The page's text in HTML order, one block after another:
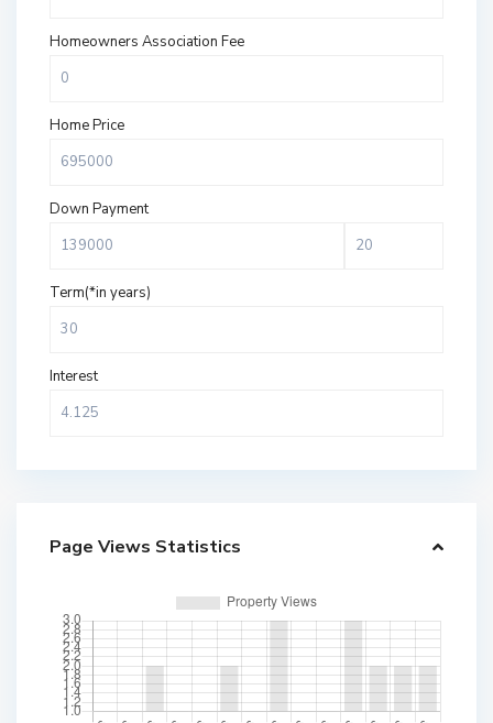
Homeowners Association Fee
Home Price
Down Payment
Term(*in years)
Interest
Page Views Statistics